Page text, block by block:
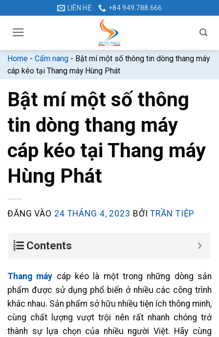
dung
LIÊN HỆ +84 949.788.666
Home - Cẩm nang - Bật mí một số thông tin dòng thang máy
cáp kéo tại Thang máy Hùng Phát
Bật mí một số thông
tin dòng thang máy
cáp kéo tại Thang máy
Hùng Phát
ĐĂNG VÀO 24 THÁNG 4, 2023 BỞITRẦN TIỆP
Contents
Thang máy cáp kéo là một trong những dòng sản
phẩm được sử dụng phổ biến ở nhiều các công trình
khác nhau. Sản phẩm sở hữu nhiều tiện ích thông minh,
cùng chất lượng vượt trội nên rất nhanh chóng trở
thành sự lựa chọn của nhiều người Việt. Hãy cùng